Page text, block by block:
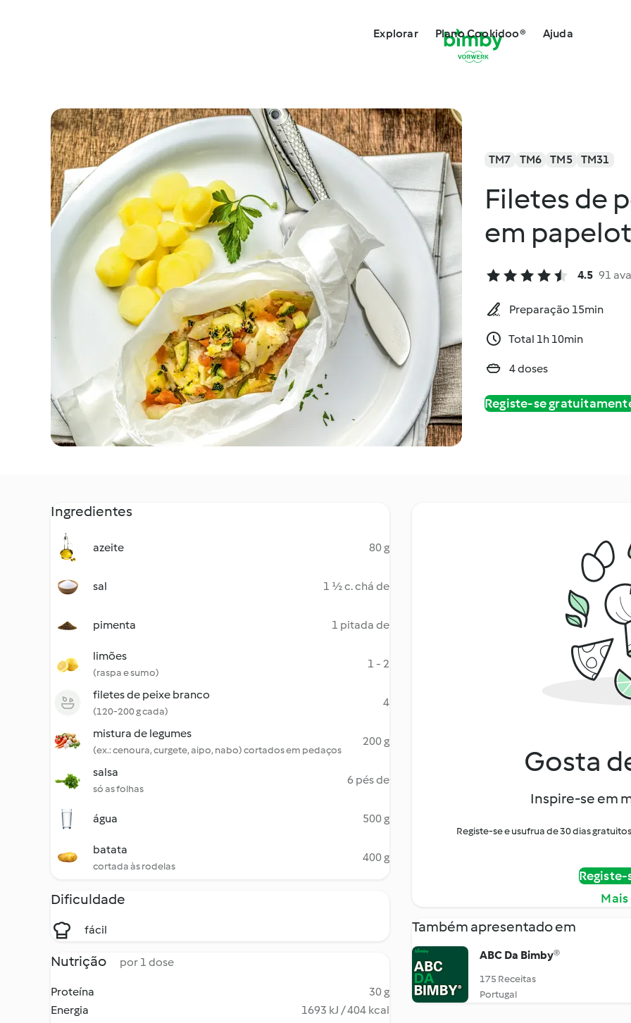
Explorar Plano Cookidoo® Ajuda
TM7 TM6 TM5 TM31
Filetes de
em
4.5 91
Preparação 15min
Total 1h 10min
4 doses
Registe-se
Ingredientes
azeite 80 g
sal 1 ½ c. chá de
pimenta 1 pitada de
limões
(raspa e sumo)
1 - 2
filetes de peixe branco
(120-200 g cada)
4
mistura de legumes
(ex.: cenoura, curgete, aipo, nabo) cortados em pedaços
200 g
salsa
só as folhas
6 pés de
água 500 g
batata
cortada às rodelas
400 g
Dificuldade
fácil
Nutrição por 1 dose
Proteína
30 g
Energia
1693 kJ / 404 kcal
Gosta
Inspire-se em
Registe-se e usufrua de 30 dias
Também apresentado em
ABC Da Bimby®
175 Receitas
Portugal